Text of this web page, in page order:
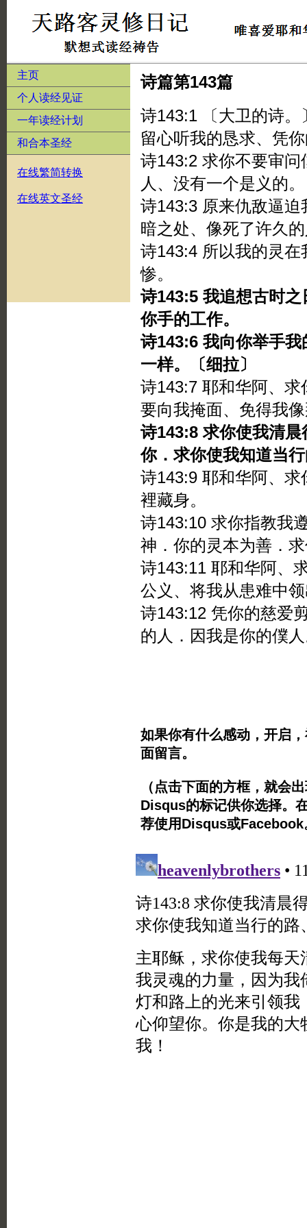
主页
个人读经见证
一年读经计划
和合本圣经
在线繁简转换
在线英文圣经
诗篇第143篇
诗143:1 〔大卫的诗
留心听我的恳求、凭
诗143:2 求你不要审
人、没有一个是义的。
诗143:3 原来仇敌逼
暗之处、像死了许久
诗143:4 所以我的灵
惨。
诗143:5 我追想古时
你手的工作。
诗143:6 我向你举手
一样。〔细拉〕
诗143:7 耶和华阿、
要向我掩面、免得我
诗143:8 求你使我清
你．求你使我知道当
诗143:9 耶和华阿、
裡藏身。
诗143:10 求你指教
神．你的灵本为善．
诗143:11 耶和华阿、
公义、将我从患难中
诗143:12 凭你的慈爱
的人．因我是你的僕
如果你有什么感动，开启
面留言。
（点击下面的方框，就会
Disqus的标记供你选择。
荐使用Disqus或